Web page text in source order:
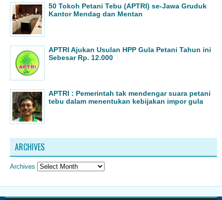
50 Tokoh Petani Tebu (APTRI) se-Jawa Gruduk
Kantor Mendag dan Mentan
APTRI Ajukan Usulan HPP Gula Petani Tahun ini
Sebesar Rp. 12.000
APTRI : Pemerintah tak mendengar suara petani
tebu dalam menentukan kebijakan impor gula
ARCHIVES
Archives